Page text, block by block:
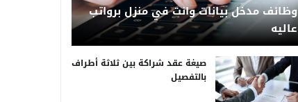
وظائف مدخل بيانات وانت في منزل برواتب
عاليه
صيغة عقد شراكة بين ثلاثة أطراف
بالتفصيل